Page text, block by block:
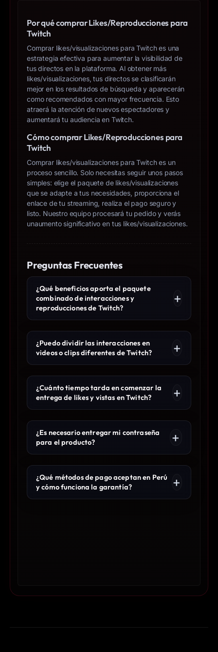
Por qué comprar Likes/Reproducciones para
Twitch
Comprar likes/visualizaciones para Twitch es una
estrategia efectiva para aumentar la visibilidad de
tus directos en la plataforma. Al obtener más
likes/visualizaciones, tus directos se clasificarán
mejor en los resultados de búsqueda y aparecerán
como recomendados con mayor frecuencia. Esto
atraerá la atención de nuevos espectadores y
aumentará tu audiencia en Twitch.
Cómo comprar Likes/Reproducciones para
Twitch
Comprar likes/visualizaciones para Twitch es un
proceso sencillo. Solo necesitas seguir unos pasos
simples: elige el paquete de likes/visualizaciones
que se adapte a tus necesidades, proporciona el
enlace de tu streaming, realiza el pago seguro y
listo. Nuestro equipo procesará tu pedido y verás
unaumento significativo en tus likes/visualizaciones.
Preguntas Frecuentes
¿Qué beneficios aporta el paquete
combinado de interacciones y
reproducciones de Twitch?
¿Puedo dividir las interacciones en
videos o clips diferentes de Twitch?
¿Cuánto tiempo tarda en comenzar la
entrega de likes y vistas en Twitch?
¿Es necesario entregar mi contraseña
para el producto?
¿Qué métodos de pago aceptan en Perú
y cómo funciona la garantía?